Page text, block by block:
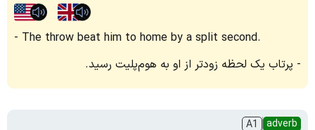
The throw beat him to home by a split second.
پرتاب یک لحظه زودتر از او به هوم‌پلیت رسید.
adverb
A1